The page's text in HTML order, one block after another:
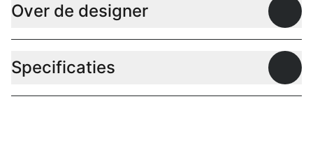
Over de designer
Specificaties